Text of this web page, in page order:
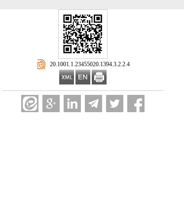
‎ 20.1001.1.23455020.1394.3.2.2.4